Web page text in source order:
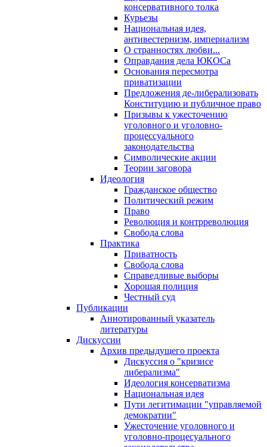
консервативного толка
Курьезы
Национальная идея,
антивестернизм, империализм
О странностях любви...
Оправдания дела ЮКОСа
Основания пересмотра
приватизации
Предложения де-либерализовать
Конституцию и публичное право
Призывы к ужесточению
уголовного и уголовно-
процессуального
законодательства
Символические акции
Теории заговора
Идеология
Гражданское общество
Политический режим
Право
Революция и контрреволюция
Свобода слова
Практика
Приватность
Свобода слова
Справедливые выборы
Хорошая полиция
Честный суд
Публикации
Аннотированный указатель
литературы
Дискуссии
Архив предыдущего проекта
Дискуссия о "кризисе
либерализма"
Идеология консерватизма
Национальная идея
Пути легитимации "управляемой
демократии"
Ужесточение уголовного и
уголовно-процесуального